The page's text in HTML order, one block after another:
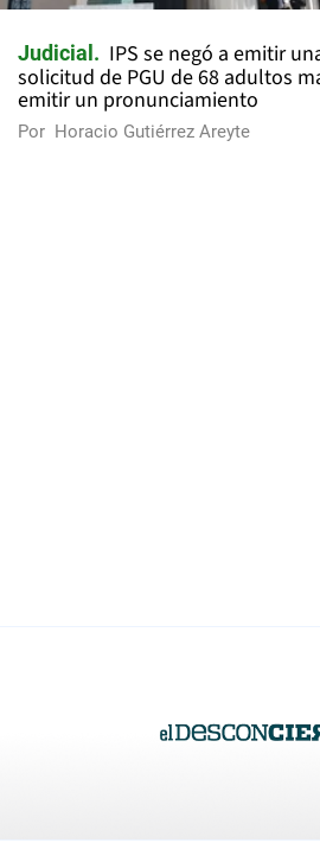
Judicial
IPS se negó a emitir
solicitud de PGU de 68 adultos
emitir un pronunciamiento
Por Horacio Gutiérrez Areyte